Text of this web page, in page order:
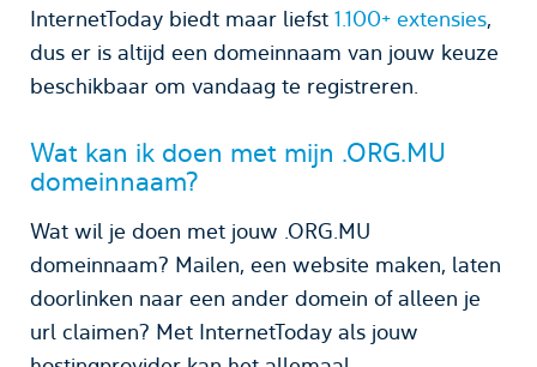
InternetToday biedt maar liefst 1.100+ extensies,
dus er is altijd een domeinnaam van jouw keuze
beschikbaar om vandaag te registreren.
Wat kan ik doen met mijn .ORG.MU
domeinnaam?
Wat wil je doen met jouw .ORG.MU
domeinnaam? Mailen, een website maken, laten
doorlinken naar een ander domein of alleen je
url claimen? Met InternetToday als jouw